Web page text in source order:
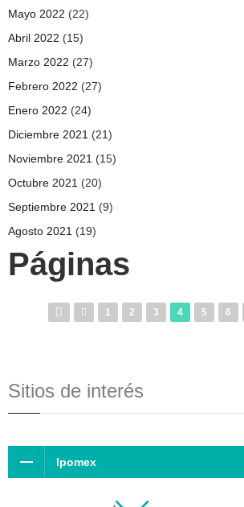
Mayo 2022 (22)
Abril 2022 (15)
Marzo 2022 (27)
Febrero 2022 (27)
Enero 2022 (24)
Diciembre 2021 (21)
Noviembre 2021 (15)
Octubre 2021 (20)
Septiembre 2021 (9)
Agosto 2021 (19)
Páginas
1 2 3 4 5 6
Sitios de interés
Ipomex